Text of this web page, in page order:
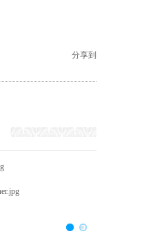
分享到